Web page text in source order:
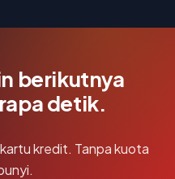
berikutnya
detik.
kredit. Tanpa kuota